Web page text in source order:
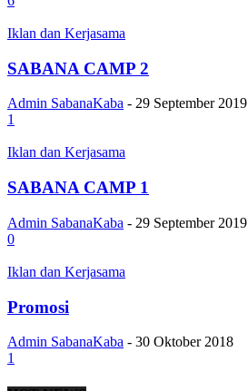
Iklan dan Kerjasama
SABANA CAMP 2
Admin SabanaKaba - 29 September 2019
1
Iklan dan Kerjasama
SABANA CAMP 1
Admin SabanaKaba - 29 September 2019
0
Iklan dan Kerjasama
Promosi
Admin SabanaKaba - 30 Oktober 2018
1